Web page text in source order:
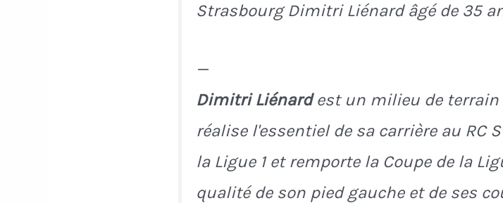
Strasbourg Dimitri Liénard âgé de 35
—
Dimitri Liénardest un milieu de terrain
réalise l'essentiel de sa carrière au RC
la Ligue 1 et remporte la Coupe de la
qualité de son pied gauche et de ses